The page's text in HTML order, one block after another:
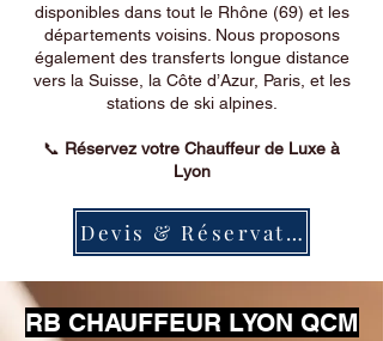
disponibles dans tout le Rhône (69) et les
départements voisins. Nous proposons
également des transferts longue distance
vers la Suisse, la Côte d’Azur, Paris, et les
stations de ski alpines.
📞 Réservez votre Chauffeur de Luxe à
Lyon
Devis & Réservation
RB CHAUFFEUR LYON QCM